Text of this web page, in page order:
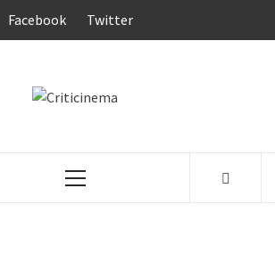
Facebook Twitter
Menú